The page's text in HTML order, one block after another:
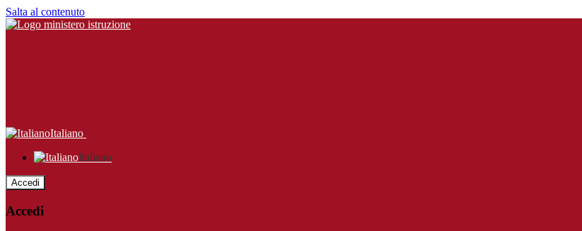
Salta al contenuto
Italiano
Italiano
Accedi
Accedi